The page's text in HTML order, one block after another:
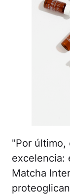
"Por último,
excelencia:
Matcha